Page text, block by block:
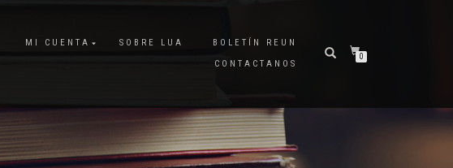
MI CUENTA SOBRE LUA
BOLETÍN REUN
CONTACTANOS
0